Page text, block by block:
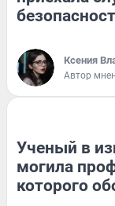
Ксения
Автор
Ученый в
могила
которого